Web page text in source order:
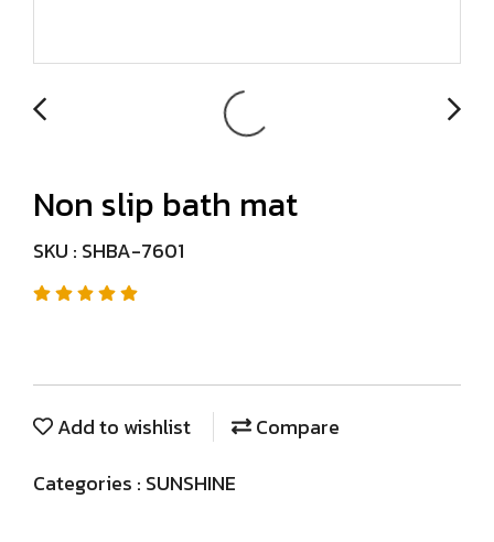
Non slip bath mat
SKU : SHBA-7601
Add to wishlist
Compare
Categories : SUNSHINE